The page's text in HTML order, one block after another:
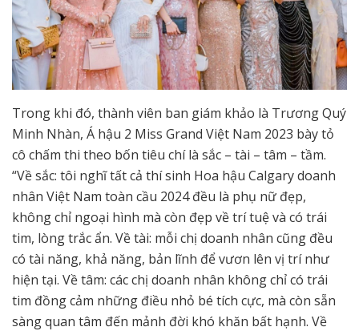
Trong khi đó, thành viên ban giám khảo là Trương Quý
Minh Nhàn, Á hậu 2 Miss Grand Việt Nam 2023 bày tỏ
cô chấm thi theo bốn tiêu chí là sắc – tài – tâm – tầm.
“Về sắc: tôi nghĩ tất cả thí sinh Hoa hậu Calgary doanh
nhân Việt Nam toàn cầu 2024 đều là phụ nữ đẹp,
không chỉ ngoại hình mà còn đẹp về trí tuệ và có trái
tim, lòng trắc ẩn. Về tài: mỗi chị doanh nhân cũng đều
có tài năng, khả năng, bản lĩnh để vươn lên vị trí như
hiện tại. Về tâm: các chị doanh nhân không chỉ có trái
tim đồng cảm những điều nhỏ bé tích cực, mà còn sẵn
sàng quan tâm đến mảnh đời khó khăn bất hạnh. Về